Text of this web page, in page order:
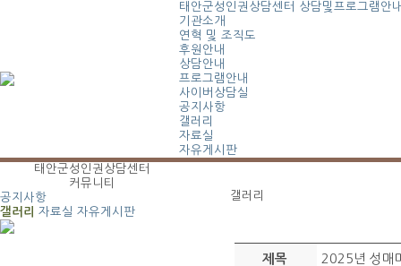
태안군성인권상담센터
상담및프로그램안
기관소개
연혁 및 조직도
후원안내
상담안내
프로그램안내
사이버상담실
공지사항
갤러리
자료실
자유게시판
태안군성인권상담센터
커뮤니티
공지사항
갤러리
자료실 자유게시판
갤러리
제목 2025년 성매